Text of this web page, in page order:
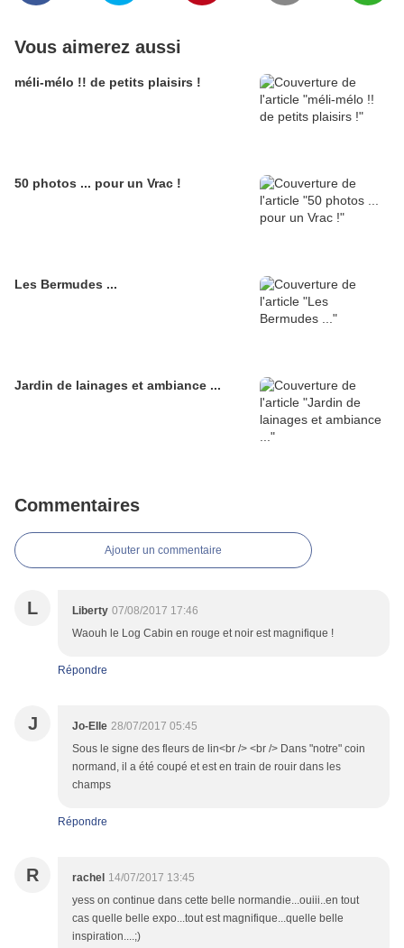
Vous aimerez aussi
méli-mélo !! de petits plaisirs !
50 photos ... pour un Vrac !
Les Bermudes ...
Jardin de lainages et ambiance ...
Commentaires
Ajouter un commentaire
L Liberty 07/08/2017 17:46
Waouh le Log Cabin en rouge et noir est magnifique !
Répondre
J Jo-Elle 28/07/2017 05:45
Sous le signe des fleurs de lin<br /> <br /> Dans "notre" coin
normand, il a été coupé et est en train de rouir dans les
champs
Répondre
R rachel 14/07/2017 13:45
yess on continue dans cette belle normandie...ouiii..en tout
cas quelle belle expo...tout est magnifique...quelle belle
inspiration....;)